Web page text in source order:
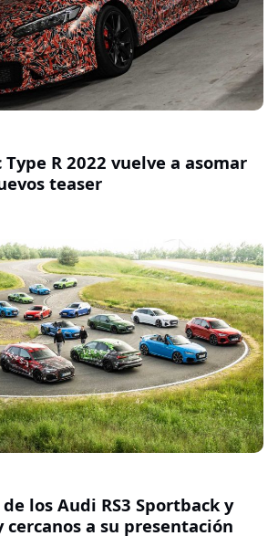
Type R 2022 vuelve a asomar
teaser
los Audi RS3 Sportback y
cercanos a su presentación